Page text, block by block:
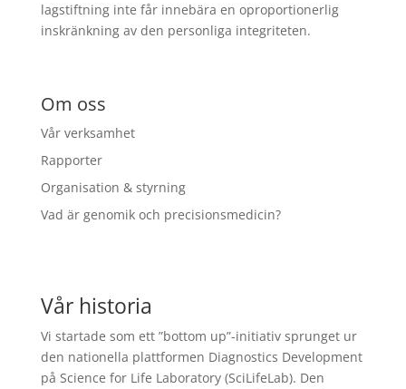
lagstiftning inte får innebära en oproportionerlig
inskränkning av den personliga integriteten.
Om oss
Vår verksamhet
Rapporter
Organisation & styrning
Vad är genomik och precisionsmedicin?
Vår historia
Vi startade som ett ”bottom up”-initiativ sprunget ur
den nationella plattformen Diagnostics Development
på Science for Life Laboratory (SciLifeLab). Den